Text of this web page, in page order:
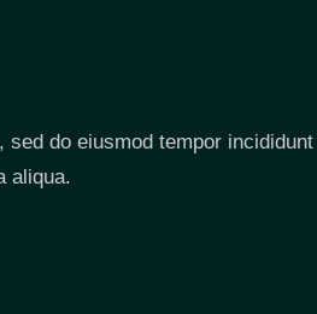
do eiusmod tempor incididunt
aliqua.